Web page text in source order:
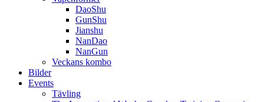
DaoShu
GunShu
Jianshu
NanDao
NanGun
Veckans kombo
Bilder
Events
Tävling